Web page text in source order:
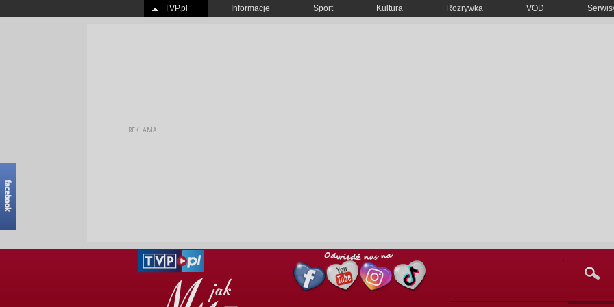
TVP.pl Informacje Sport Kultura Rozrywka VOD